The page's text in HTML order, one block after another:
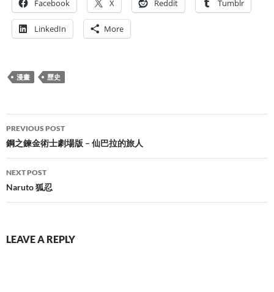
Facebook X Reddit Tumblr
LinkedIn More
漫畫 歷史
Post
navigation
PREVIOUS POST
鋼之鍊金術士劇場版 – 仙巴拉的旅人
NEXT POST
Naruto 狐忍
LEAVE A REPLY